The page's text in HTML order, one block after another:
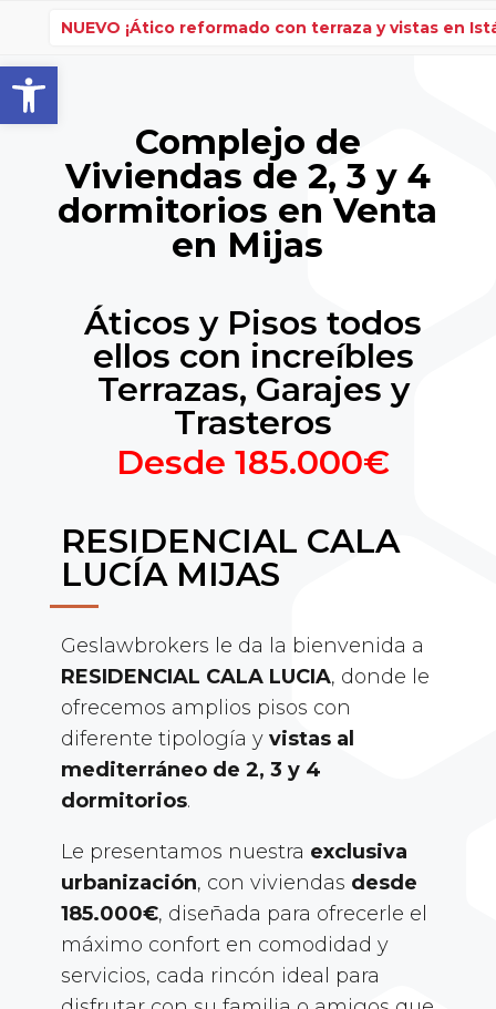
NUEVO ¡Ático reformado con terraza y vistas en
Complejo de
Viviendas de 2, 3 y 4
dormitorios en Venta
en Mijas
Áticos y Pisos todos
ellos con increíbles
Terrazas, Garajes y
Trasteros
Desde 185.000€
RESIDENCIAL CALA
LUCÍA MIJAS
Geslawbrokers le da la bienvenida a
RESIDENCIAL CALA LUCIA, donde le
ofrecemos amplios pisos con
diferente tipología y vistas al
mediterráneo de 2, 3 y 4
dormitorios.
Le presentamos nuestra exclusiva
urbanización, con viviendas desde
185.000€, diseñada para ofrecerle el
máximo confort en comodidad y
servicios, cada rincón ideal para
Abrir barra de herramientas